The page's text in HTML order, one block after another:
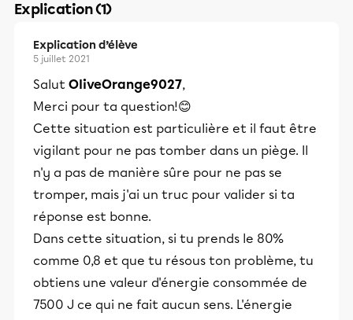
Explication (1)
Explication d’élève
5 juillet 2021
Salut OliveOrange9027,
Merci pour ta question!😊
Cette situation est particulière et il faut être
vigilant pour ne pas tomber dans un piège. Il
n'y a pas de manière sûre pour ne pas se
tromper, mais j'ai un truc pour valider si ta
réponse est bonne.
Dans cette situation, si tu prends le 80%
comme 0,8 et que tu résous ton problème, tu
obtiens une valeur d'énergie consommée de
7500 J ce qui ne fait aucun sens. L'énergie